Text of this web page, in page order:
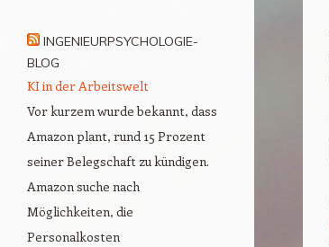
INGENIEURPSYCHOLOGIE-
BLOG
KI in der Arbeitswelt
Vor kurzem wurde bekannt, dass
Amazon plant, rund 15 Prozent
seiner Belegschaft zu kündigen.
Amazon suche nach
Möglichkeiten, die
Personalkosten